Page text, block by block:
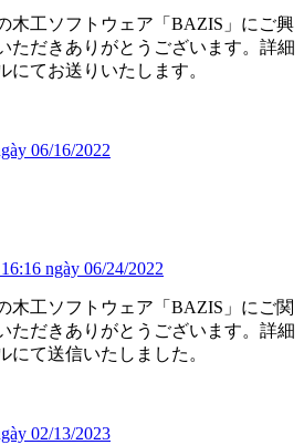
木工ソフトウェア「BAZIS」にご興
ただきありがとうございます。詳細
にてお送りいたします。
06/16/2022
ngày 06/24/2022
木工ソフトウェア「BAZIS」にご関
ただきありがとうございます。詳細
にて送信いたしました。
02/13/2023